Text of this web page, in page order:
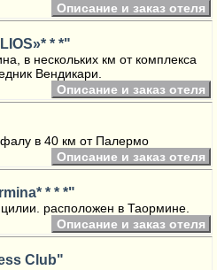
Описание и заказ отеля
* *"
в нескольких км от комплекса
Вендикари.
Описание и заказ отеля
в 40 км от Палермо
Описание и заказ отеля
* * *"
расположен в Таормине.
Описание и заказ отеля
Club"